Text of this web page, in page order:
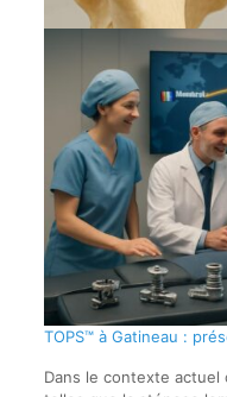
TOPS™ à Gatineau :
Dans le contexte actuel